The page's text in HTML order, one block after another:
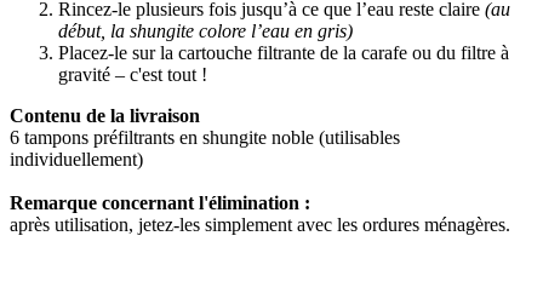
Rincez-le plusieurs fois jusqu’à ce que l’eau reste claire (au
début, la shungite colore l’eau en gris)
Placez-le sur la cartouche filtrante de la carafe ou du filtre à
gravité – c'est tout !
Contenu de la livraison
6 tampons préfiltrants en shungite noble (utilisables
individuellement)
Remarque concernant l'élimination :
après utilisation, jetez-les simplement avec les ordures ménagères.